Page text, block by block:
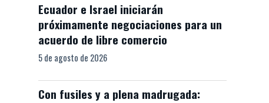
Ecuador e Israel iniciarán
próximamente negociaciones para un
acuerdo de libre comercio
5 de agosto de 2026
Con fusiles y a plena madrugada: